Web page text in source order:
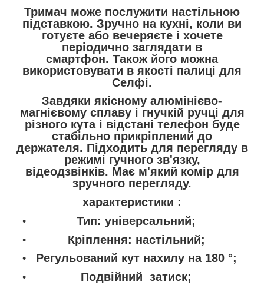
Тримач може послужити настільною
підставкою. Зручно на кухні, коли ви
готуєте або вечеряєте і хочете
періодично заглядати в
смартфон. Також його можна
використовувати в якості палиці для
Селфі.
Завдяки якісному алюмінієво-
магнієвому сплаву і гнучкій ручці для
різного кута і відстані телефон буде
стабільно прикріплений до
держателя. Підходить для перегляду в
режимі гучного зв'язку,
відеодзвінків. Має м'який комір для
зручного перегляду.
характеристики :
Тип: універсальний;
Кріплення: настільний;
Регульований кут нахилу на 180 °;
Подвійний затиск;